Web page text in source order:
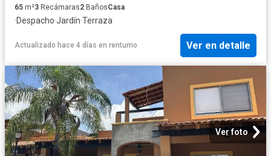
65 m²3 Recámaras2 BañosCasa
·Despacho·Jardín·Terraza
Actualizado hace 4 días en rentumo Ver en detalle
Ver foto